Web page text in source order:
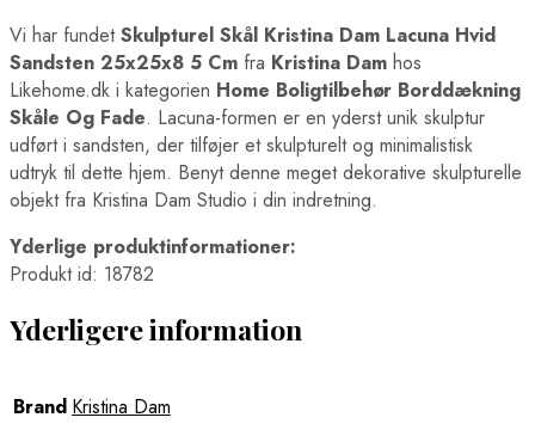
Vi har fundetSkulpturel Skål Kristina Dam Lacuna Hvid
Sandsten 25x25x8 5 Cm fra Kristina Dam hos
Likehome.dk i kategorien Home Boligtilbehør Borddækning
Skåle Og Fade. Lacuna-formen er en yderst unik skulptur
udført i sandsten, der tilføjer et skulpturelt og minimalistisk
udtryk til dette hjem. Benyt denne meget dekorative skulpturelle
objekt fra Kristina Dam Studio i din indretning.
Yderlige produktinformationer:
Produkt id: 18782
Yderligere information
Brand Kristina Dam